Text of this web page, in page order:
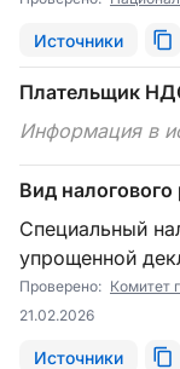
Источники
Плательщик
Информация в
Вид
Специальный налоговый режим на основе
упрощенной
Проверено: Комитет
21.02.2026
Источники